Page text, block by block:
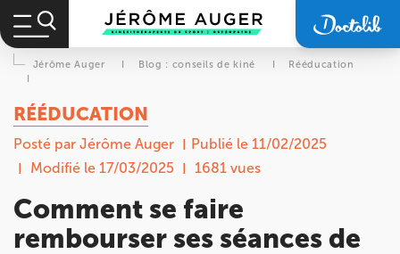
Jérôme Auger I Blog : conseils de kiné I
Rééducation
I
RÉÉDUCATION
Posté par Jérôme Auger
Publié le 11/02/2025
Modifié le 17/03/2025
1681 vues
Comment se faire
rembourser ses séances de